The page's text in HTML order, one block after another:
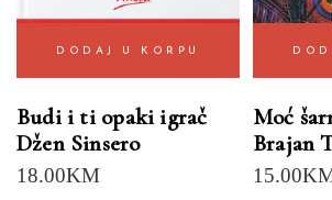
DODAJ U KORPU
Budi i ti opaki igrač
Džen Sinsero
18.00KM
Moć
Brajan
15.00